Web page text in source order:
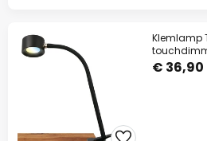
Klemlamp
€ 36,90